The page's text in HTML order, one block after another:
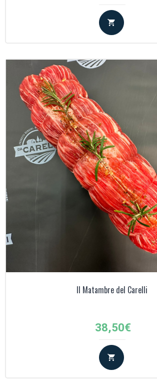
Il Matambre del Carelli
38,50€